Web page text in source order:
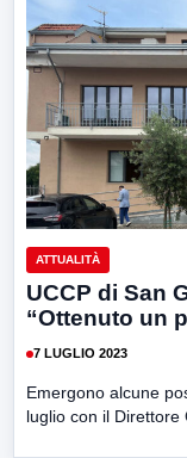
ATTUALITÀ
UCCP di San
“Ottenuto un
7 LUGLIO 2023
Emergono alcune
luglio con il Direttore